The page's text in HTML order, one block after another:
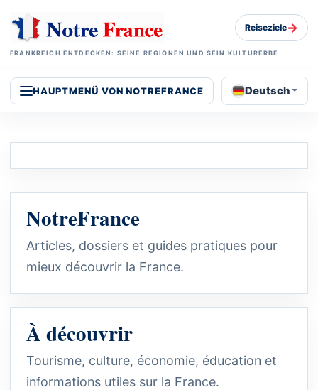
FRANKREICH ENTDECKEN: SEINE REGIONEN UND SEIN KULTURERBE
Reiseziele→
HAUPTMENÜ VON NOTREFRANCE Deutsch
NotreFrance
Articles, dossiers et guides pratiques pour
mieux découvrir la France.
À découvrir
Tourisme, culture, économie, éducation et
informations utiles sur la France.